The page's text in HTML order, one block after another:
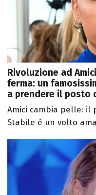
Rivoluzione ad
ferma: un
a prendere il posto
Amici cambia pelle: il
Stabile è un volto